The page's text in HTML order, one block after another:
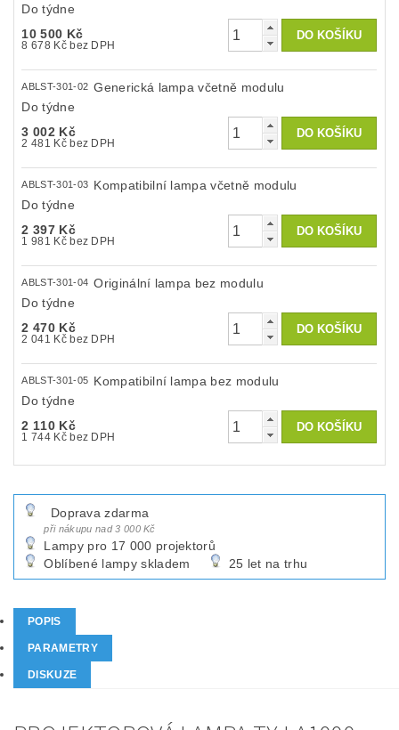
Do týdne
10 500 Kč
8 678 Kč bez DPH
ABLST-301-02 Generická lampa včetně modulu
Do týdne
3 002 Kč
2 481 Kč bez DPH
ABLST-301-03 Kompatibilní lampa včetně modulu
Do týdne
2 397 Kč
1 981 Kč bez DPH
ABLST-301-04 Originální lampa bez modulu
Do týdne
2 470 Kč
2 041 Kč bez DPH
ABLST-301-05 Kompatibilní lampa bez modulu
Do týdne
2 110 Kč
1 744 Kč bez DPH
Doprava zdarma
při nákupu nad 3 000 Kč
Lampy pro 17 000 projektorů
Oblíbené lampy skladem
25 let na trhu
POPIS
PARAMETRY
DISKUZE